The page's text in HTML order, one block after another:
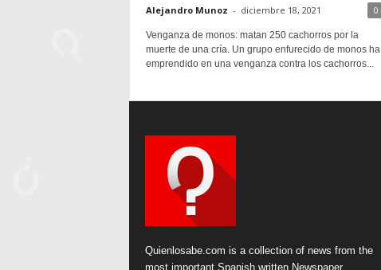
Alejandro Munoz - diciembre 18, 2021 0
Venganza de monos: matan 250 cachorros por la
muerte de una cría. Un grupo enfurecido de monos ha
emprendido en una venganza contra los cachorros...
Quienlosabe.com is a collection of news from the
most important Spanish written Newspaper.